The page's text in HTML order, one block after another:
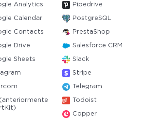
Analytics Pipedrive
Calendar PostgreSQL
Contacts PrestaShop
Drive Salesforce CRM
Sheets Slack
Stripe
Telegram
Todoist
Copper